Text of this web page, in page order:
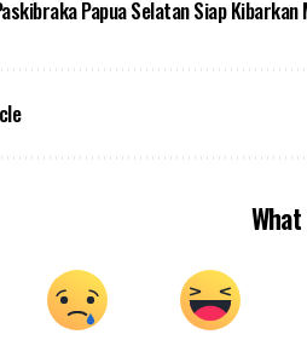
Papua Selatan Siap Kibarkan